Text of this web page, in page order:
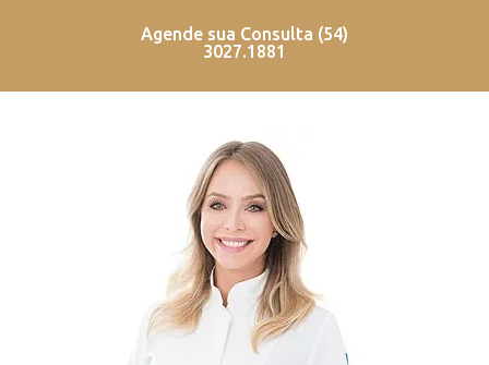
Agende sua Consulta (54)
3027.1881